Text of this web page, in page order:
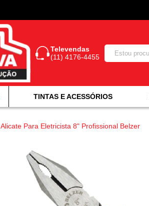
Televendas
(11) 4176-4455
TINTAS E ACESSÓRIOS
Alicate Para Eletricista 8" Profissional Belzer